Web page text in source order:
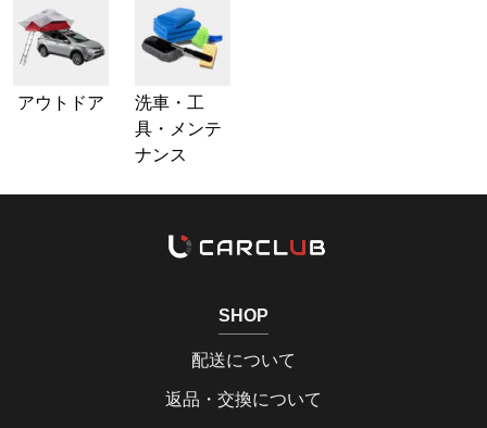
アウトドア
洗車・工
具・メンテ
ナンス
SHOP
配送について
返品・交換について